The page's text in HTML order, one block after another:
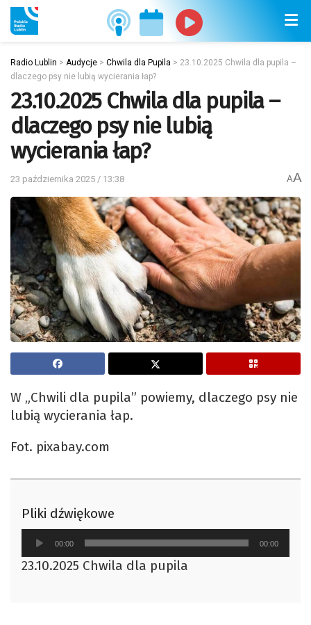
Radio Lublin > Audycje > Chwila dla Pupila > 23.10.2025 Chwila dla pupila –
dlaczego psy nie lubią wycierania łap?
23.10.2025 Chwila dla pupila –
dlaczego psy nie lubią
wycierania łap?
23 października 2025 / 13:38 AA
W „Chwili dla pupila” powiemy, dlaczego psy nie
lubią wycierania łap.
Fot. pixabay.com
Pliki dźwiękowe
Odtwarzacz
plików
dźwiękowych
00:00 00:00
23.10.2025 Chwila dla pupila